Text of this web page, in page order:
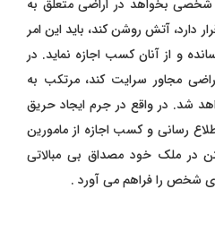
بخواهد در اراضی متعلق به
دارد، آتش روشن کند، باید این امر
و از آنان کسب اجازه نماید. در
مجاور سرایت کند، مرتکب به
شد. در واقع در جرم ایجاد حریق
رسانی و کسب اجازه از مامورین
در ملک خود مصداق بی مبالاتی
شخص را فراهم می آورد .